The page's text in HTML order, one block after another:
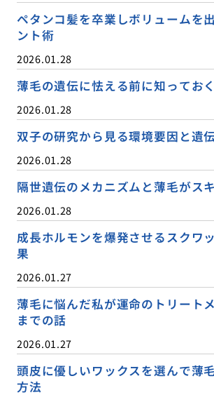
ペタンコ髪を卒業しボリュームを
ント術
2026.01.28
薄毛の遺伝に怯える前に知ってお
2026.01.28
双子の研究から見る環境要因と遺
2026.01.28
隔世遺伝のメカニズムと薄毛がス
2026.01.28
成長ホルモンを爆発させるスクワ
果
2026.01.27
薄毛に悩んだ私が運命のトリート
までの話
2026.01.27
頭皮に優しいワックスを選んで薄
方法